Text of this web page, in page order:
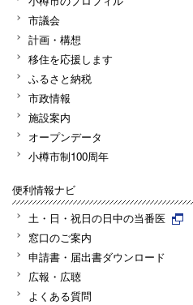
市議会
計画・構想
移住を応援します
ふるさと納税
市政情報
施設案内
オープンデータ
小樽市制100周年
便利情報ナビ
土・日・祝日の日中の当番医
窓口のご案内
申請書・届出書ダウンロード
広報・広聴
よくある質問